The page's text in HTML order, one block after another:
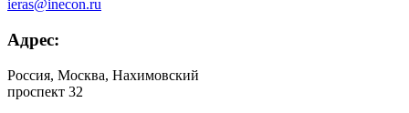
ieras@inecon.ru
Адрес:
Россия, Москва, Нахимовский
проспект 32